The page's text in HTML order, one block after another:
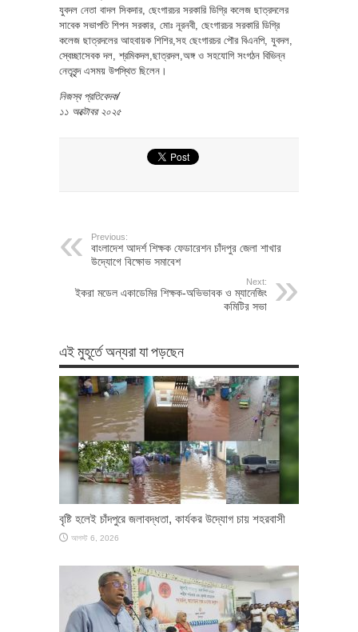
যুবদল নেতা বাদল সিকদার, ছেংগারচর সরকারি ডিগ্রি কলেজ ছাত্রদলের
সাবেক সভাপতি শিপন সরকার, মোঃ নূরনবী, ছেংগারচর সরকারি ডিগ্রি
কলেজ ছাত্রদলের আহবায়ক শিশির,সহ ছেংগারচর পৌর বিএনপি, যুবদল,
স্বেচ্ছাসেবক দল, শ্রমিকদল,ছাত্রদল,অঙ্গ ও সহযোগি সংগঠন বিভিন্ন
নেতৃবৃন্দ এসময় উপস্থিত ছিলেন।
নিজস্ব প্রতিবেদক/
১১ অক্টোবর ২০২৫
Previous:
বাংলাদেশ আদর্শ শিক্ষক ফেডারেশন চাঁদপুর জেলা শাখার
উদ্যোগে বিক্ষোভ সমাবেশ
Next:
ইকরা মডেল একাডেমির শিক্ষক-অভিভাবক ও ম্যানেজিং
কমিটির সভা
এই মুহূর্তে অন্যরা যা পড়ছেন
বৃষ্টি হলেই চাঁদপুরে জলাবদ্ধতা, কার্যকর উদ্যোগ চায় শহরবাসী
আগস্ট 6, 2026